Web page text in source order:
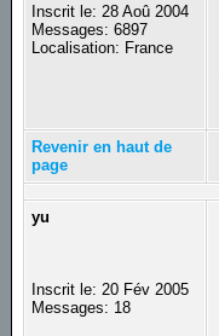
Inscrit le: 28 Aoû 2004
Messages: 6897
Localisation: France
Revenir en haut de
page
yu
Inscrit le: 20 Fév 2005
Messages: 18